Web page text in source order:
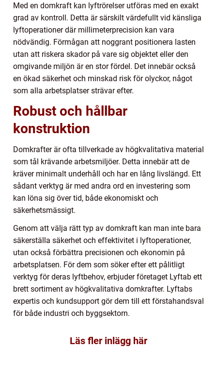
Med en domkraft kan lyftrörelser utföras med en exakt
grad av kontroll. Detta är särskilt värdefullt vid känsliga
lyftoperationer där millimeterprecision kan vara
nödvändig. Förmågan att noggrant positionera lasten
utan att riskera skador på vare sig objektet eller den
omgivande miljön är en stor fördel. Det innebär också
en ökad säkerhet och minskad risk för olyckor, något
som alla arbetsplatser strävar efter.
Robust och hållbar
konstruktion
Domkrafter är ofta tillverkade av högkvalitativa material
som tål krävande arbetsmiljöer. Detta innebär att de
kräver minimalt underhåll och har en lång livslängd. Ett
sådant verktyg är med andra ord en investering som
kan löna sig över tid, både ekonomiskt och
säkerhetsmässigt.
Genom att välja rätt typ av domkraft kan man inte bara
säkerställa säkerhet och effektivitet i lyftoperationer,
utan också förbättra precisionen och ekonomin på
arbetsplatsen. För dem som söker efter ett pålitligt
verktyg för deras lyftbehov, erbjuder företaget Lyftab ett
brett sortiment av högkvalitativa domkrafter. Lyftabs
expertis och kundsupport gör dem till ett förstahandsval
för både industri och byggsektorn.
Läs fler inlägg här